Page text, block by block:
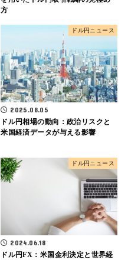
方
ドル円ニュース
2025.08.05
ドル円相場の動向：政治リスクと
米国経済データが与える影響
ドル円ニュース
2024.06.18
ドル円FX：米国金利決定と世界経